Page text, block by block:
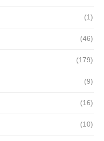
(1)
(46)
(179)
(9)
(16)
(10)